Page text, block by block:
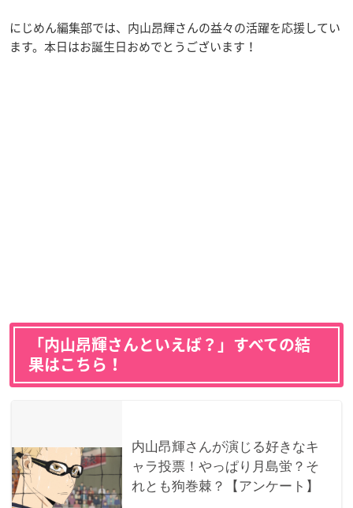
にじめん編集部では、内山昂輝さんの益々の活躍を応援してい
ます。本日はお誕生日おめでとうございます！
「内山昂輝さんといえば？」すべての結
果はこちら！